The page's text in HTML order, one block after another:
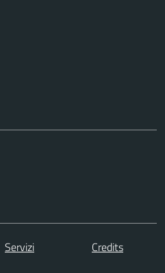
Servizi
Credits